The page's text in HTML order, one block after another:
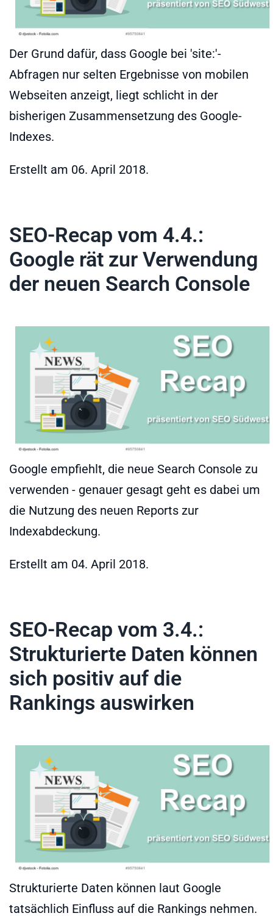
Der Grund dafür, dass Google bei 'site:'-
Abfragen nur selten Ergebnisse von mobilen
Webseiten anzeigt, liegt schlicht in der
bisherigen Zusammensetzung des Google-
Indexes.
Erstellt am 06. April 2018.
SEO-Recap vom 4.4.:
Google rät zur Verwendung
der neuen Search Console
Google empfiehlt, die neue Search Console zu
verwenden - genauer gesagt geht es dabei um
die Nutzung des neuen Reports zur
Indexabdeckung.
Erstellt am 04. April 2018.
SEO-Recap vom 3.4.:
Strukturierte Daten können
sich positiv auf die
Rankings auswirken
Strukturierte Daten können laut Google
tatsächlich Einfluss auf die Rankings nehmen.